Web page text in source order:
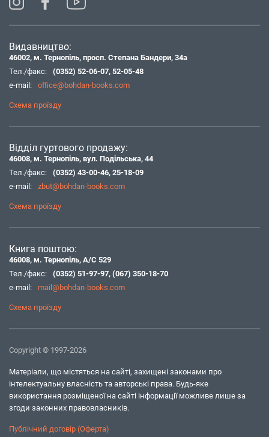
Видавництво:
46002, м. Тернопіль, просп. Степана Бандери, 34а
Тел./факс:
(0352) 52-06-07, 52-05-48
e-mail:
office@bohdan-books.com
Схема проїзду
Відділ гуртового продажу:
46008, м. Тернопіль, вул. Подільська, 44
Тел./факс:
(0352) 43-00-46, 25-18-09
e-mail:
zbut@bohdan-books.com
Схема проїзду
Книга поштою:
46008, м. Тернопіль, А/С 529
Тел./факс:
(0352) 51-97-97, (067) 350-18-70
e-mail:
mail@bohdan-books.com
Схема проїзду
Copyright © 1997-2026
Матеріали, що містяться на сайті, захищені законами про
інтелектуальну власність та авторські права. Будь-яке
використання розміщеної на сайті інформації можливе лише за
згоди законних правовласників.
Публічний договір (Оферта)